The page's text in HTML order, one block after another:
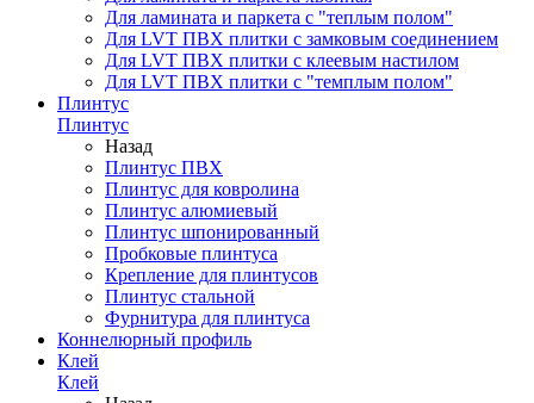
Для ламината и паркета с "теплым полом"
Для LVT ПВХ плитки с замковым соединением
Для LVT ПВХ плитки с клеевым настилом
Для LVT ПВХ плитки с "темплым полом"
Плинтус
Плинтус
Назад
Плинтус ПВХ
Плинтус для ковролина
Плинтус алюмиевый
Плинтус шпонированный
Пробковые плинтуса
Крепление для плинтусов
Плинтус стальной
Фурнитура для плинтуса
Коннелюрный профиль
Клей
Клей